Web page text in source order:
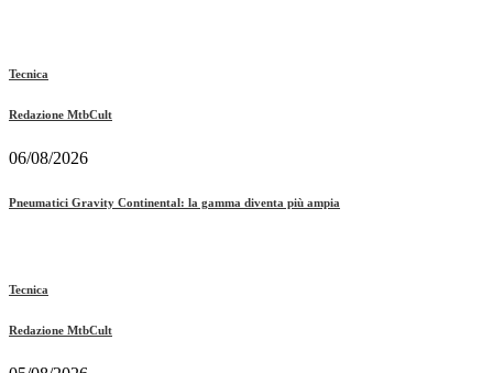
Tecnica
Redazione MtbCult
06/08/2026
Pneumatici Gravity Continental: la gamma diventa più ampia
Tecnica
Redazione MtbCult